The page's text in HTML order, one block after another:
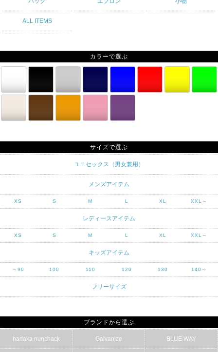
ALL ITEMS
カラーで選ぶ
サイズで選ぶ
ユニセックス（男女兼用）
メンズアイテム
XS S M L XL XXL～
レディースアイテム
XS S M L XL XXL～
キッズアイテム
～90 100 110 120 130 140～
フリーサイズ
ブランドから選ぶ
hadaka nunchack Galvanize BLUE WAY